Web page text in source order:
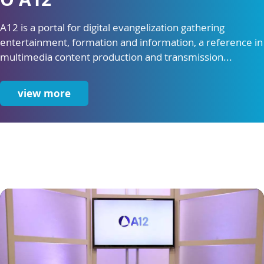
A12 is a portal for digital evangelization gathering
entertainment, formation and information, a reference in
multimedia content production and transmission...
view more